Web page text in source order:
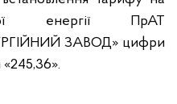
енергії ПрАТ
ЗАВОД» цифри